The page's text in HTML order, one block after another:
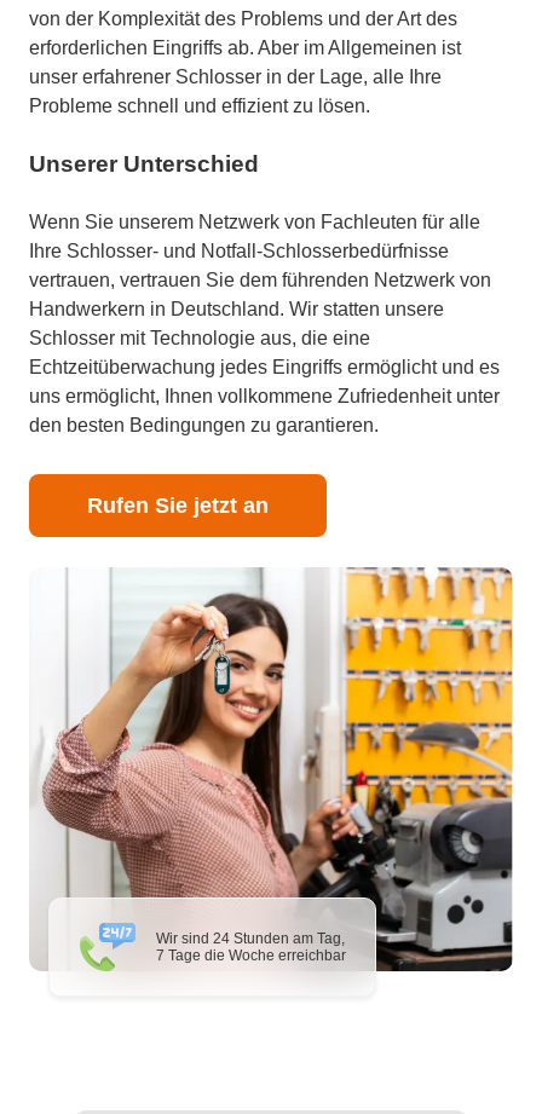
Wir sind 24 Stunden am Tag,
7 Tage die Woche erreichbar
von der Komplexität des Problems und der Art des
erforderlichen Eingriffs ab. Aber im Allgemeinen ist
unser erfahrener Schlosser in der Lage, alle Ihre
Probleme schnell und effizient zu lösen.
Unserer Unterschied
Wenn Sie unserem Netzwerk von Fachleuten für alle
Ihre Schlosser- und Notfall-Schlosserbedürfnisse
vertrauen, vertrauen Sie dem führenden Netzwerk von
Handwerkern in Deutschland. Wir statten unsere
Schlosser mit Technologie aus, die eine
Echtzeitüberwachung jedes Eingriffs ermöglicht und es
uns ermöglicht, Ihnen vollkommene Zufriedenheit unter
den besten Bedingungen zu garantieren.
Rufen Sie jetzt an